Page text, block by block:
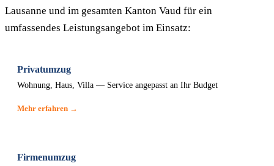
Lausanne und im gesamten Kanton Vaud für ein
umfassendes Leistungsangebot im Einsatz:
Privatumzug
Wohnung, Haus, Villa — Service angepasst an Ihr Budget
Mehr erfahren →
Firmenumzug